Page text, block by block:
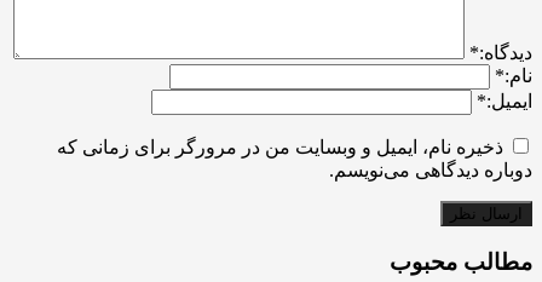
ديدگاه:*
نام:*
ایمیل:*
ذخیره نام، ایمیل و وبسایت من در مرورگر برای زمانی که
دوباره دیدگاهی می‌نویسم.
مطالب محبوب